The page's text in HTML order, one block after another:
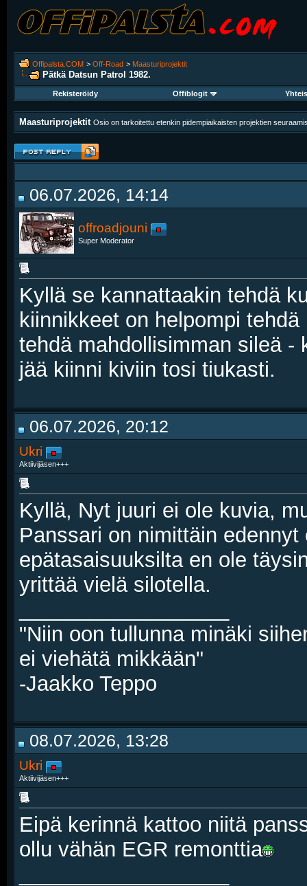
Offipalsta.COM > Off-Road > Maasturiprojektit
Pätkä Datsun Patrol 1982.
Rekisteröidy Offiblogit
Maasturiprojektit Osio on tarkoitettu etenkin pidempiaikaisten projektien
06.07.2026, 14:14
offroadjouni
Super Moderator
Kyllä se kannattaakin tehdä
kiinnikkeet on helpompi
tehdä mahdollisimman sileä -
jää kiinni kiviin tosi tiukasti.
06.07.2026, 20:12
Ukri
Aktiivijäsen+++
Kyllä, Nyt juuri ei ole kuvia,
Panssari on nimittäin
epätasaisuuksilta en ole
yrittää vielä silotella.
"Niin oon tullunna minäki
ei viehätä mikkään"
-Jaakko Teppo
08.07.2026, 13:28
Ukri
Aktiivijäsen+++
Eipä kerinnä kattoo niitä
ollu vähän EGR remonttia